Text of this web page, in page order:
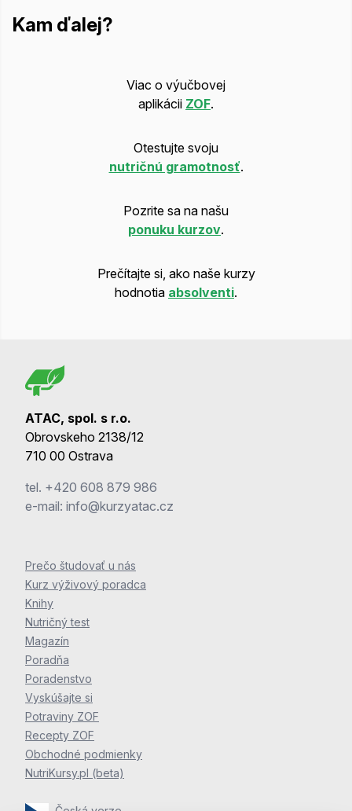
Kam ďalej?
Viac o výučbovej
aplikácii ZOF.
Otestujte svoju
nutričnú gramotnosť.
Pozrite sa na našu
ponuku kurzov.
Prečítajte si, ako naše kurzy
hodnotia absolventi.
ATAC, spol. s r.o.
Obrovskeho 2138/12
710 00 Ostrava
tel. +420 608 879 986
e-mail: info@kurzyatac.cz
Prečo študovať u nás
Kurz výživový poradca
Knihy
Nutričný test
Magazín
Poradňa
Poradenstvo
Vyskúšajte si
Potraviny ZOF
Recepty ZOF
Obchodné podmienky
NutriKursy.pl (beta)